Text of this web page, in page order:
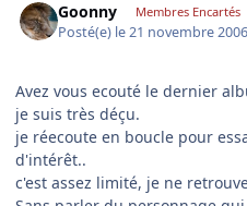
Goonny Membres Encartés
Posté(e) le 21 novembre 2006
Avez vous ecouté le dernier
je suis très déçu.
je réecoute en boucle pour
d'intérêt..
c'est assez limité, je ne